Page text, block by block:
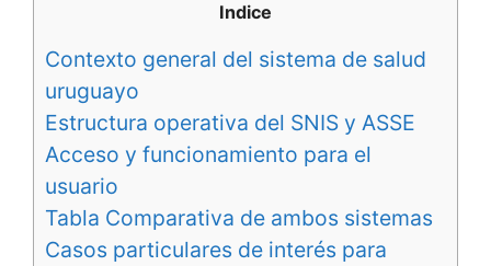
Indice
Contexto general del sistema de salud
uruguayo
Estructura operativa del SNIS y ASSE
Acceso y funcionamiento para el
usuario
Tabla Comparativa de ambos sistemas
Casos particulares de interés para